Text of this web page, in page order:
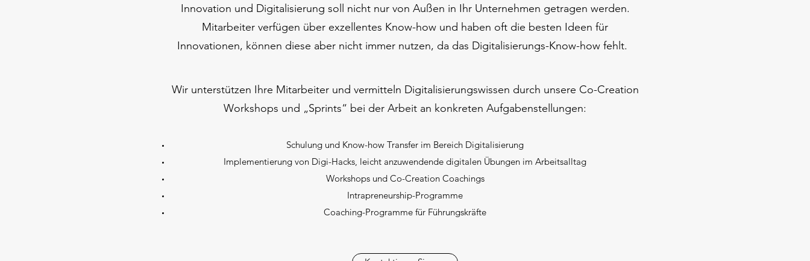
Innovation und Digitalisierung soll nicht nur von Außen in Ihr Unternehmen getragen werden.
Mitarbeiter verfügen über exzellentes Know-how und haben oft die besten Ideen für
Innovationen, können diese aber nicht immer nutzen, da das Digitalisierungs-Know-how fehlt.
Wir unterstützen Ihre Mitarbeiter und vermitteln Digitalisierungswissen durch unsere Co-Creation
Workshops und „Sprints“ bei der Arbeit an konkreten Aufgabenstellungen:
Schulung und Know-how Transfer im Bereich Digitalisierung
Implementierung von Digi-Hacks, leicht anzuwendende digitalen Übungen im Arbeitsalltag
Workshops und Co-Creation Coachings
Intrapreneurship-Programme
Coaching-Programme für Führungskräfte